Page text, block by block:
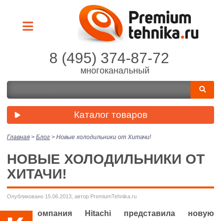
8 (495) 374-87-72
многоканальный
Каталог товаров
Главная > Блог > Новые холодильники от Хитачи!
НОВЫЕ ХОЛОДИЛЬНИКИ ОТ
ХИТАЧИ!
Опубликовано 15.06.2013, автор PremiumTehnika.ru
омпания Hitachi представила новую